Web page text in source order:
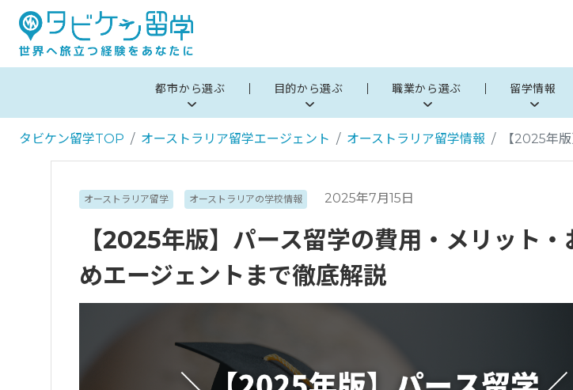
都市から選ぶ 目的から選ぶ 職業から選ぶ 留学情報
タビケン留学TOP オーストラリア留学エージェント オーストラリア留学情報 【2025年
オーストラリア留学 オーストラリアの学校情報 2025年7月15日
【2025年版】パース留学の費用・メリット・
めエージェントまで徹底解説